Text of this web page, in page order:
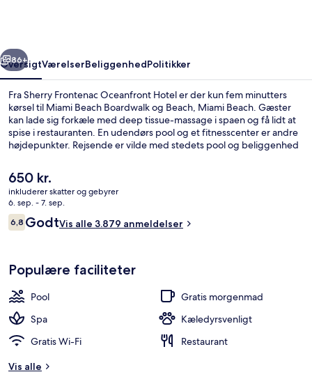
Næste
86+
OversigtVærelserBeliggenhedPolitikker
Fra Sherry Frontenac Oceanfront Hotel er der kun fem minutters
kørsel til Miami Beach Boardwalk og Beach, Miami Beach. Gæster
kan lade sig forkæle med deep tissue-massage i spaen og få lidt at
spise i restauranten. En udendørs pool og et fitnesscenter er andre
højdepunkter. Rejsende er vilde med stedets pool og beliggenhed
Den
nuværende
pris
er
650 kr.
650 kr.
inkluderer skatter og gebyrer
6. sep. - 7. sep.
Anmeldelser
6,86,8 ud af 10.
GodtVis alle 3.879 anmeldelser
Populære faciliteter
Pool
Gratis morgenmad
Spa
Kæledyrsvenligt
Gratis Wi-Fi
Restaurant
Vis alle